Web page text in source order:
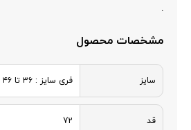
.
مشخصات محصول
سایز فری سایز : ۳۶ تا ۴۶
قد 72